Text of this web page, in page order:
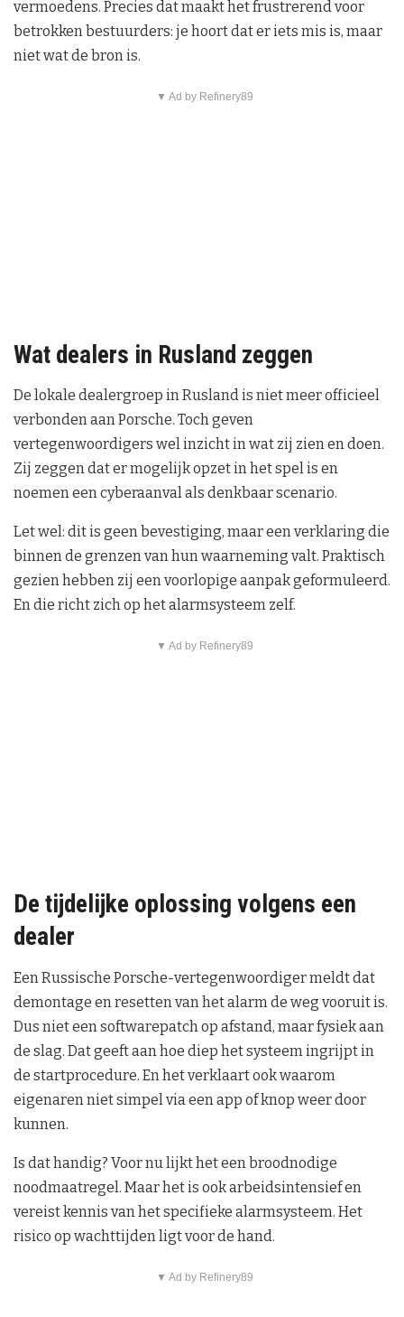
vermoedens. Precies dat maakt het frustrerend voor
betrokken bestuurders: je hoort dat er iets mis is, maar
niet wat de bron is.
▼ Ad by Refinery89
Wat dealers in Rusland zeggen
De lokale dealergroep in Rusland is niet meer officieel
verbonden aan Porsche. Toch geven
vertegenwoordigers wel inzicht in wat zij zien en doen.
Zij zeggen dat er mogelijk opzet in het spel is en
noemen een cyberaanval als denkbaar scenario.
Let wel: dit is geen bevestiging, maar een verklaring die
binnen de grenzen van hun waarneming valt. Praktisch
gezien hebben zij een voorlopige aanpak geformuleerd.
En die richt zich op het alarmsysteem zelf.
▼ Ad by Refinery89
De tijdelijke oplossing volgens een
dealer
Een Russische Porsche-vertegenwoordiger meldt dat
demontage en resetten van het alarm de weg vooruit is.
Dus niet een softwarepatch op afstand, maar fysiek aan
de slag. Dat geeft aan hoe diep het systeem ingrijpt in
de startprocedure. En het verklaart ook waarom
eigenaren niet simpel via een app of knop weer door
kunnen.
Is dat handig? Voor nu lijkt het een broodnodige
noodmaatregel. Maar het is ook arbeidsintensief en
vereist kennis van het specifieke alarmsysteem. Het
risico op wachttijden ligt voor de hand.
▼ Ad by Refinery89